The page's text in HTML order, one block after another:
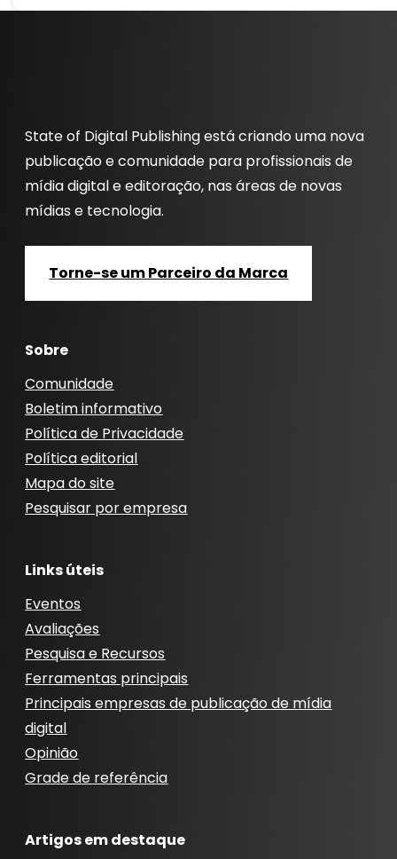
State of Digital Publishing está criando uma nova
publicação e comunidade para profissionais de
mídia digital e editoração, nas áreas de novas
mídias e tecnologia.
Torne-se um Parceiro da Marca
Sobre
Comunidade
Boletim informativo
Política de Privacidade
Política editorial
Mapa do site
Pesquisar por empresa
Links úteis
Eventos
Avaliações
Pesquisa e Recursos
Ferramentas principais
Principais empresas de publicação de mídia
digital
Opinião
Grade de referência
Artigos em destaque